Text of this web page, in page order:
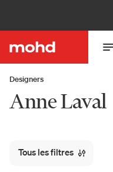
Designers
Anne Laval
Tous les filtres